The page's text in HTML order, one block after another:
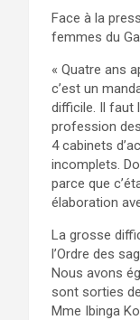
Face à la
femmes du
« Quatre ans
c’est un
difficile. Il faut
profession
4 cabinets
incomplets.
parce que
élaboration
La grosse
l’Ordre des
Nous avons
sont sorties
Mme Ibinga